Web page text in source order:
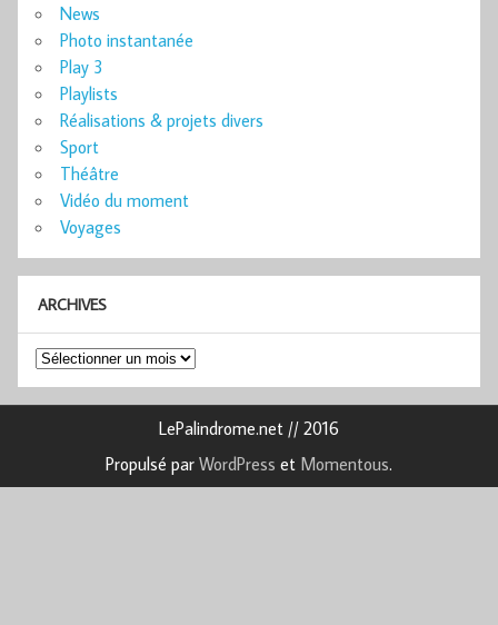
News
Photo instantanée
Play 3
Playlists
Réalisations & projets divers
Sport
Théâtre
Vidéo du moment
Voyages
ARCHIVES
Archives
LePalindrome.net // 2016
Propulsé par WordPress et Momentous.